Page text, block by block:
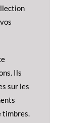
Ils
sur les
timbres.